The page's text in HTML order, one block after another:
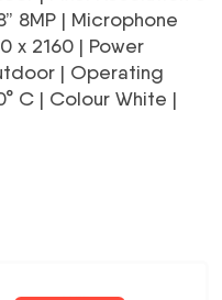
8MP | Microphone
x 2160 | Power
| Operating
C | Colour White |